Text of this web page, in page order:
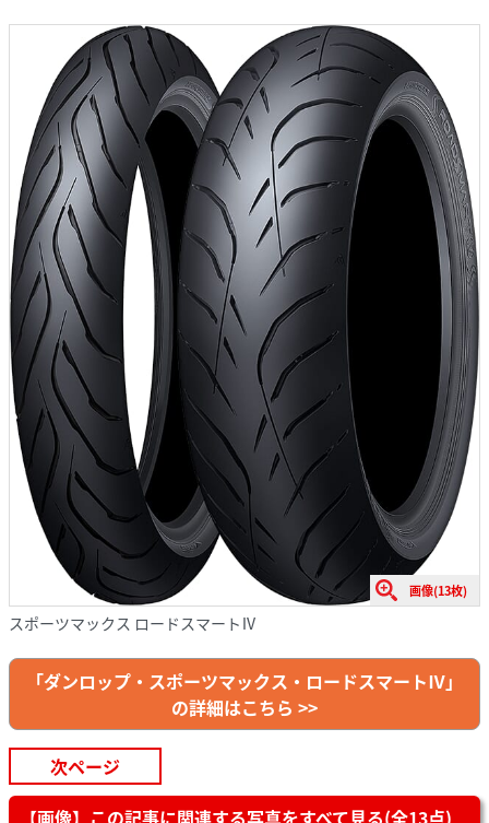
画像(13枚)
スポーツマックス ロードスマートⅣ
「ダンロップ・スポーツマックス・ロードスマートⅣ」
の詳細はこちら >>
次ページ
【画像】この記事に関連する写真をすべて見る(全13点)